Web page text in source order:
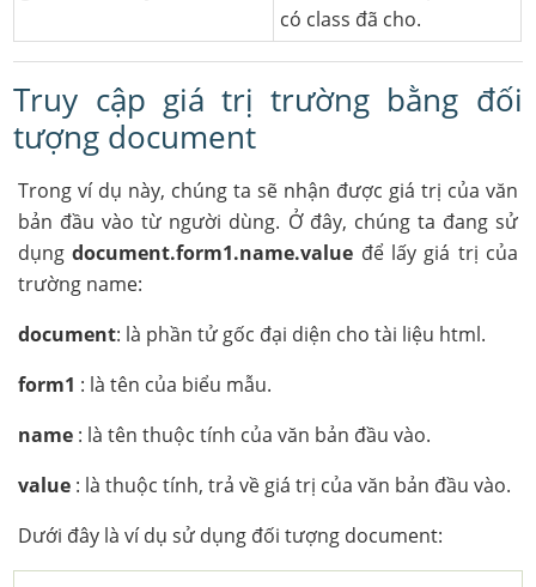
có class đã cho.
Truy cập giá trị trường bằng đối
tượng document
Trong ví dụ này, chúng ta sẽ nhận được giá trị của văn
bản đầu vào từ người dùng. Ở đây, chúng ta đang sử
dụngdocument.form1.name.value để lấy giá trị của
trường name:
document: là phần tử gốc đại diện cho tài liệu html.
form1 : là tên của biểu mẫu.
name : là tên thuộc tính của văn bản đầu vào.
value : là thuộc tính, trả về giá trị của văn bản đầu vào.
Dưới đây là ví dụ sử dụng đối tượng document: